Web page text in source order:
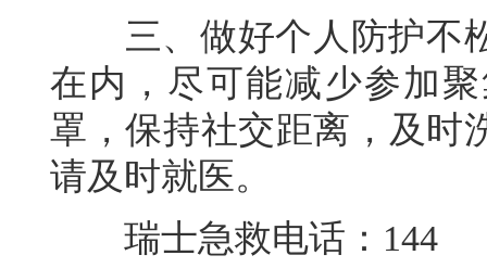
三、做好个人防护不松
在内，尽可能减少参加
罩，保持社交距离，及时
请及时就医。
瑞士急救电话：144